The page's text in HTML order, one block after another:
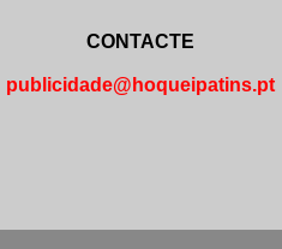
CONTACTE
publicidade@hoqueipatins.pt